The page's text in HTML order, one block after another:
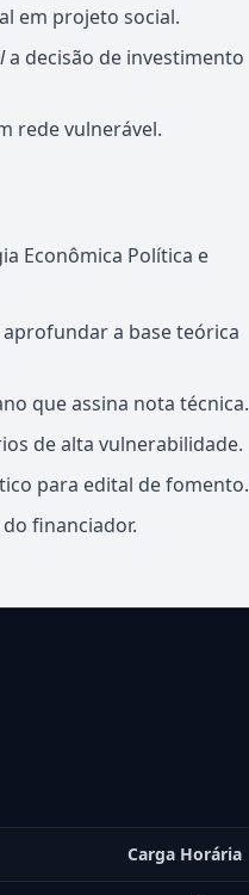
em projeto social.
a decisão de investimento
rede vulnerável.
Econômica Política e
a base teórica
que assina nota técnica.
de alta vulnerabilidade.
para edital de fomento.
financiador.
Carga Horária